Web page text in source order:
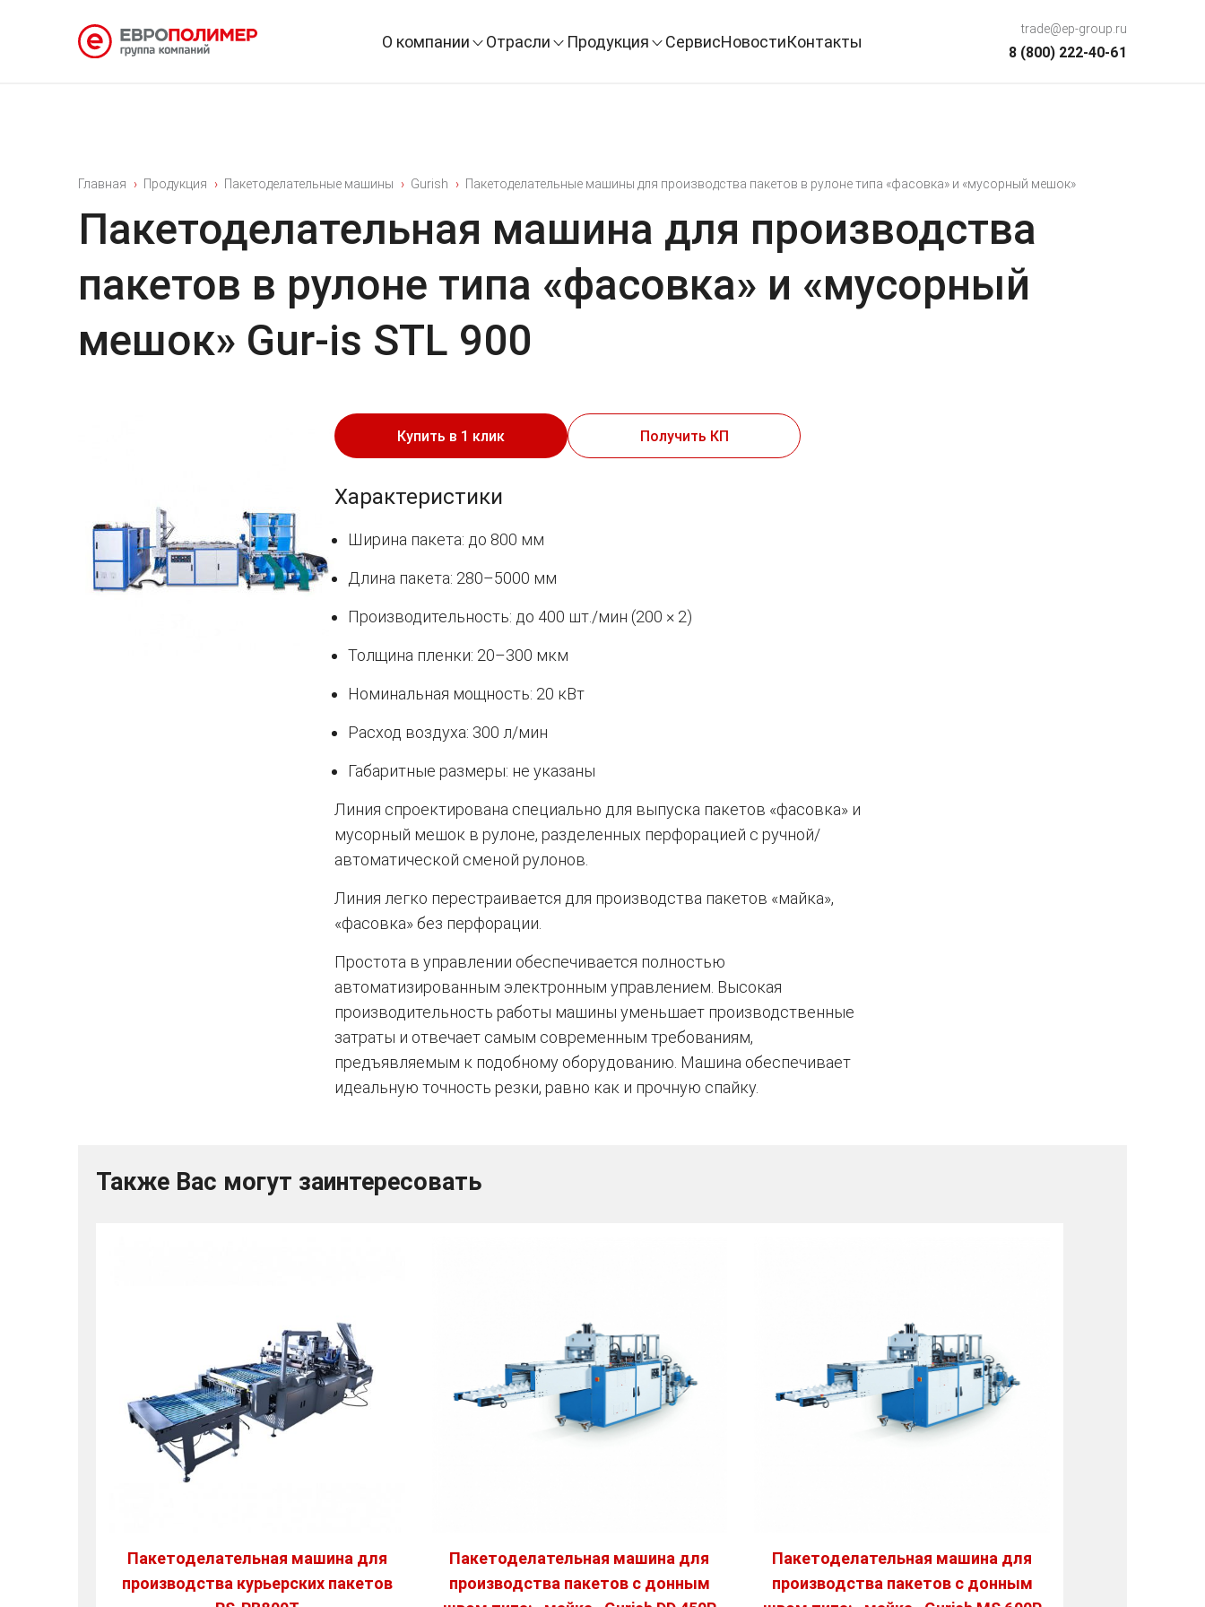
О компании Отрасли Продукция СервисНовостиКонтакты
trade@ep-group.ru
8 (800) 222-40-61
Главная Продукция Пакетоделательные машины Gurish Пакетоделательные машины для производства пакетов в рулоне типа «фасовка» и «мусорный мешок»
Пакетоделательная машина для производства
пакетов в рулоне типа «фасовка» и «мусорный
мешок» Gur-is STL 900
Купить в 1 клик Получить КП
Характеристики
Ширина пакета: до 800 мм
Длина пакета: 280–5000 мм
Производительность: до 400 шт./мин (200 × 2)
Толщина пленки: 20–300 мкм
Номинальная мощность: 20 кВт
Расход воздуха: 300 л/мин
Габаритные размеры: не указаны
Линия спроектирована специально для выпуска пакетов «фасовка» и
мусорный мешок в рулоне, разделенных перфорацией с ручной/
автоматической сменой рулонов.
Линия легко перестраивается для производства пакетов «майка»,
«фасовка» без перфорации.
Простота в управлении обеспечивается полностью
автоматизированным электронным управлением. Высокая
производительность работы машины уменьшает производственные
затраты и отвечает самым современным требованиям,
предъявляемым к подобному оборудованию. Машина обеспечивает
идеальную точность резки, равно как и прочную спайку.
Также Вас могут заинтересовать
Пакетоделательная машина для
производства курьерских пакетов
Пакетоделательная машина для
производства пакетов с донным
Пакетоделательная машина для
производства пакетов с донным